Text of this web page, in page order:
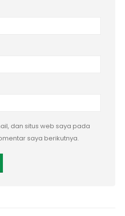
dan situs web saya pada
saya berikutnya.